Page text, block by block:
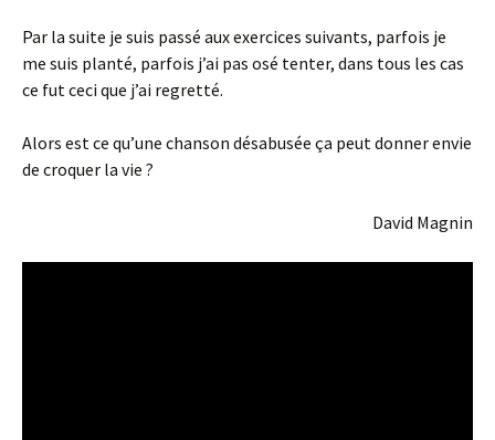
Par la suite je suis passé aux exercices suivants, parfois je
me suis planté, parfois j’ai pas osé tenter, dans tous les cas
ce fut ceci que j’ai regretté.
Alors est ce qu’une chanson désabusée ça peut donner envie
de croquer la vie ?
David Magnin